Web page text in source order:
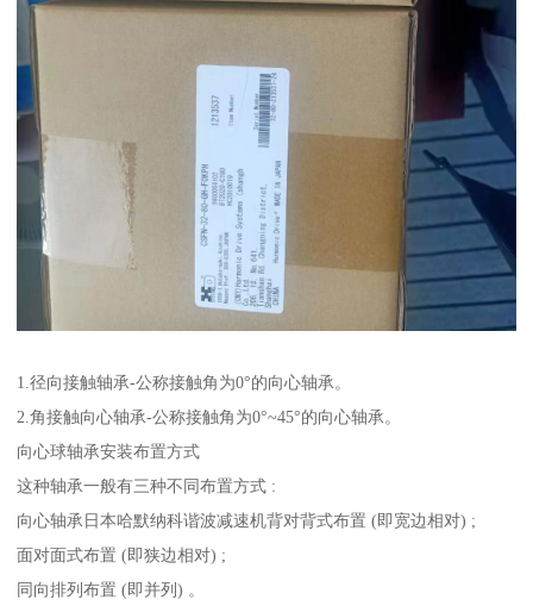
1.径向接触轴承-公称接触角为0°的向心轴承。
2.角接触向心轴承-公称接触角为0°~45°的向心轴承。
向心球轴承安装布置方式
这种轴承一般有三种不同布置方式 :
向心轴承日本哈默纳科谐波减速机背对背式布置 (即宽边相对) ;
面对面式布置 (即狭边相对) ;
同向排列布置 (即并列) 。